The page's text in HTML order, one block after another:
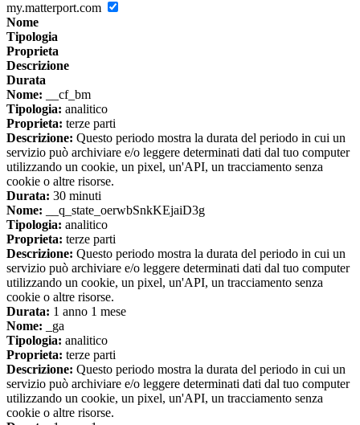
my.matterport.com
Nome
Tipologia
Proprieta
Descrizione
Durata
Nome: __cf_bm
Tipologia: analitico
Proprieta: terze parti
Descrizione: Questo periodo mostra la durata del periodo in cui un
servizio può archiviare e/o leggere determinati dati dal tuo computer
utilizzando un cookie, un pixel, un'API, un tracciamento senza
cookie o altre risorse.
Durata: 30 minuti
Nome: __q_state_oerwbSnkKEjaiD3g
Tipologia: analitico
Proprieta: terze parti
Descrizione: Questo periodo mostra la durata del periodo in cui un
servizio può archiviare e/o leggere determinati dati dal tuo computer
utilizzando un cookie, un pixel, un'API, un tracciamento senza
cookie o altre risorse.
Durata: 1 anno 1 mese
Nome: _ga
Tipologia: analitico
Proprieta: terze parti
Descrizione: Questo periodo mostra la durata del periodo in cui un
servizio può archiviare e/o leggere determinati dati dal tuo computer
utilizzando un cookie, un pixel, un'API, un tracciamento senza
cookie o altre risorse.